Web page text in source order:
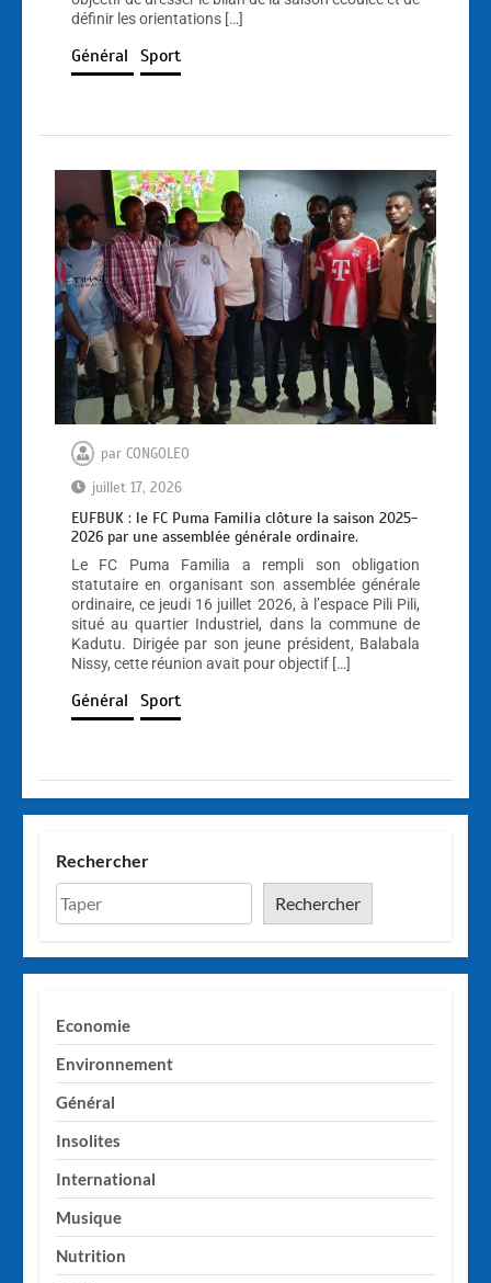
définir les orientations […]
Général Sport
par CONGOLEO
juillet 17, 2026
EUFBUK : le FC Puma Familia clôture la saison 2025-
2026 par une assemblée générale ordinaire.
Le FC Puma Familia a rempli son obligation
statutaire en organisant son assemblée générale
ordinaire, ce jeudi 16 juillet 2026, à l’espace Pili Pili,
situé au quartier Industriel, dans la commune de
Kadutu. Dirigée par son jeune président, Balabala
Nissy, cette réunion avait pour objectif […]
Général Sport
Rechercher
Rechercher
Economie
Environnement
Général
Insolites
International
Musique
Nutrition